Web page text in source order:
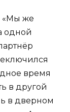
«Мы же
одной
время
в другой
в дверном